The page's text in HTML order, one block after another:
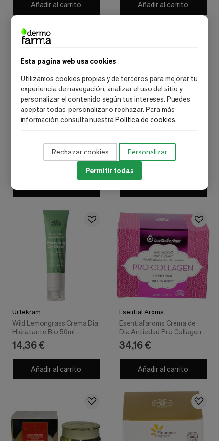
Esta página web usa cookies
Utilizamos cookies propias y de terceros para mejorar tu
experiencia de navegación, analizar el uso del sitio y
personalizar el contenido según tus intereses. Puedes
aceptar todas, personalizar o rechazar. Para más
información consulta nuestraPolítica de cookies.
Rechazar cookies Personalizar
Permitir todas
Añadir al carrito Añadir al carrito
Y Noche Facial Vigorizante
Facial Contour Lifting30Ml
11,98 €
Urtekram
Wild Lemongrass Crema Dia
Hidratante Bio 50ml -
Urtekram
14,36 €
Añadir al carrito
Esential Aroms
Esential'aroms Crema de
Dia Antiedad Pro Collagen
50 ml - Esential Aroms
34,16 €
Añadir al carrito